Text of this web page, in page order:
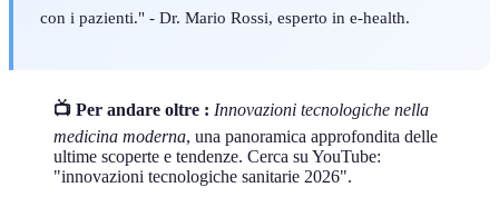
con i pazienti." - Dr. Mario Rossi, esperto in e-health.
📺 Per andare oltre : Innovazioni tecnologiche nella
medicina moderna, una panoramica approfondita delle
ultime scoperte e tendenze. Cerca su YouTube:
"innovazioni tecnologiche sanitarie 2026".